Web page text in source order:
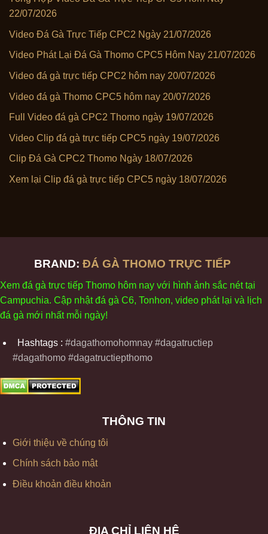
22/07/2026
Video Đá Gà Trực Tiếp CPC2 Ngày 21/07/2026
Video Phát Lại Đá Gà Thomo CPC5 Hôm Nay 21/07/2026
Video đá gà trực tiếp CPC2 hôm nay 20/07/2026
Video đá gà Thomo CPC5 hôm nay 20/07/2026
Full Video đá gà CPC2 Thomo ngày 19/07/2026
Video Clip đá gà trực tiếp CPC5 ngày 19/07/2026
Clip Đá Gà CPC2 Thomo Ngày 18/07/2026
Xem lại Clip đá gà trực tiếp CPC5 ngày 18/07/2026
BRAND: ĐÁ GÀ THOMO TRỰC TIẾP
Xem đá gà trực tiếp Thomo hôm nay với hình ảnh sắc néttại
Campuchia. Cập nhậtđá gà C6, Tonhon, video phátl ại và ịch
đá gà mới nhất mỗi ngày!
Hashtags : #dagathomohomnay #dagatructiep
#dagathomo #dagatructiepthomo
THÔNG TIN
Giới thiệu về chúng tôi
Chính sách bảo mật
Điều khoản điều khoản
ĐỊA CHỈ LIÊN HỆ